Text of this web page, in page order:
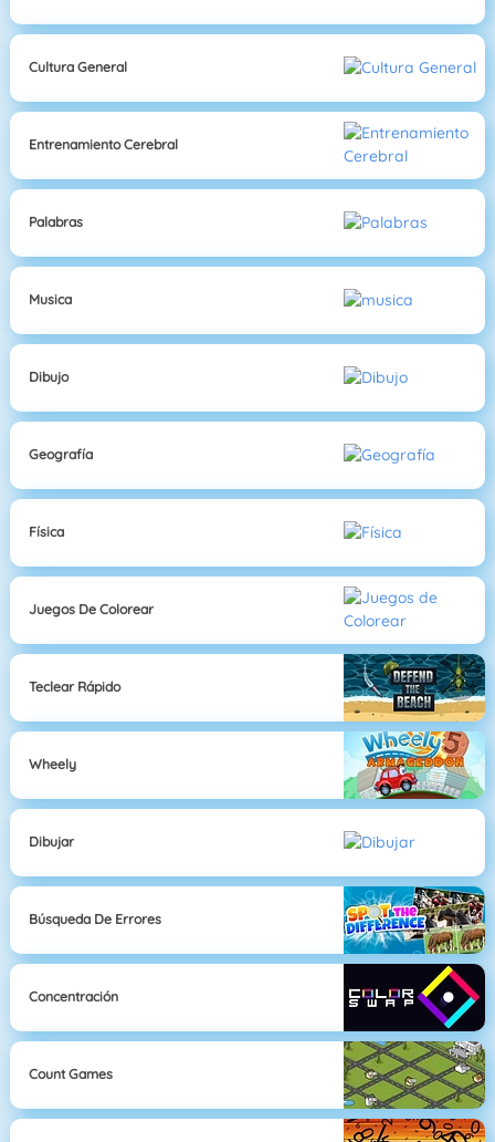
Cultura General
Entrenamiento Cerebral
Palabras
Musica
Dibujo
Geografía
Física
Juegos De Colorear
Teclear Rápido
Wheely
Dibujar
Búsqueda De Errores
Concentración
Count Games